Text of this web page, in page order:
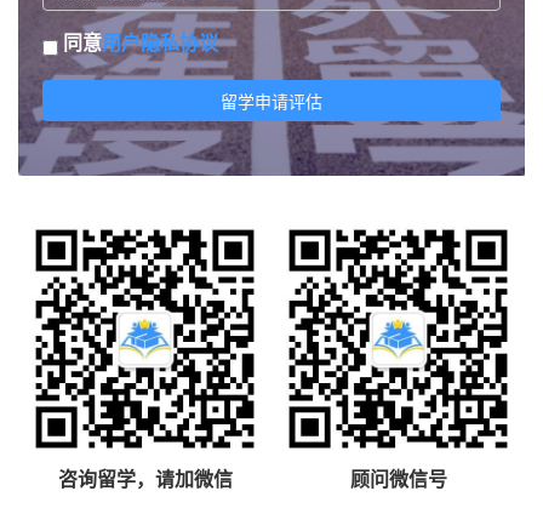
同意用户隐私协议
留学申请评估
咨询留学，请加微信 顾问微信号